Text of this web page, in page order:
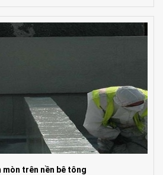
mòn trên nền bê tông